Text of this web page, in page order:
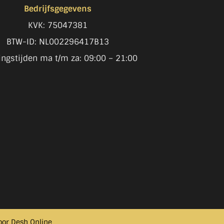
Bedrijfsgegevens
KVK: 75047381
BTW-ID: NL002296417B13
ma t/m za: 09:00 – 21:00
Desh Online